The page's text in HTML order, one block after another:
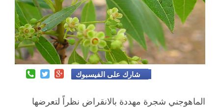
شارك على الفيسبوك
الماهوجني شجرة مهددة بالانقراض نظراً لتعرضها